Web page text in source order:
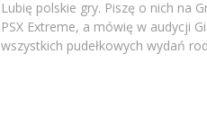
Lubię polskie gry. Piszę o nich na
PSX Extreme, a mówię w audycji
wszystkich pudełkowych wydań